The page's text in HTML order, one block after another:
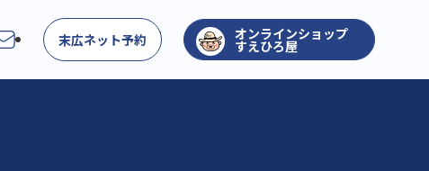
お問い合わせ
末広ネット予約 すえひろ屋